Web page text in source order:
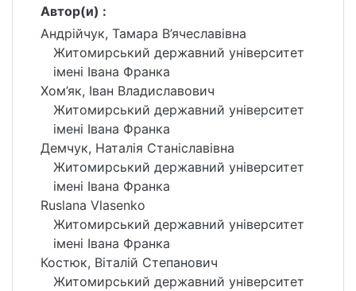
Автор(и) :
Андрійчук, Тамара В’ячеславівна
Житомирський державний університет
імені Івана Франка
Хом’як, Іван Владиславович
Житомирський державний університет
імені Івана Франка
Демчук, Наталія Станіславівна
Житомирський державний університет
імені Івана Франка
Ruslana Vlasenko
Житомирський державний університет
імені Івана Франка
Костюк, Віталій Степанович
Житомирський державний університет